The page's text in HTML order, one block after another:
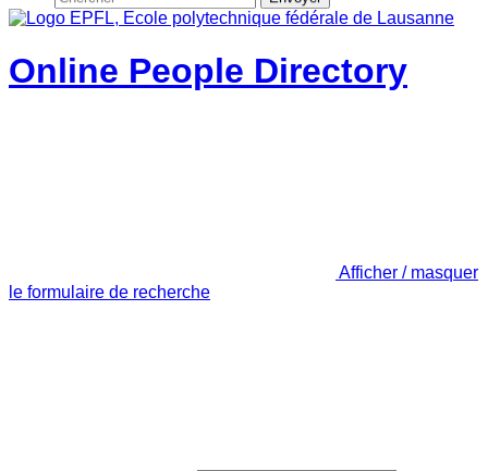
Online People Directory
Afficher / masquer
le formulaire de recherche